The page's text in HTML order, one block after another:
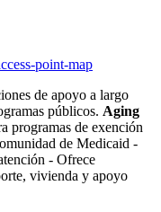
point-map
de apoyo a largo
públicos. Aging
programas de exención
de Medicaid -
- Ofrece
vivienda y apoyo